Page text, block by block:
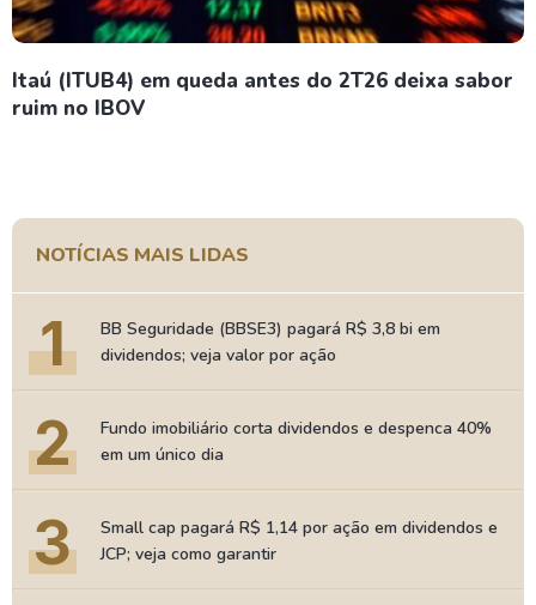
Itaú (ITUB4) em queda antes do 2T26 deixa sabor
ruim no IBOV
NOTÍCIAS MAIS LIDAS
1
BB Seguridade (BBSE3) pagará R$ 3,8 bi em
dividendos; veja valor por ação
2
Fundo imobiliário corta dividendos e despenca 40%
em um único dia
3
Small cap pagará R$ 1,14 por ação em dividendos e
JCP; veja como garantir